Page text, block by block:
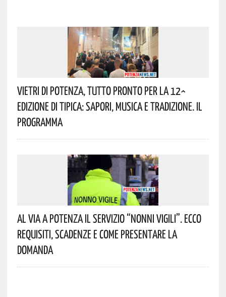
Vietri Di Potenza, Tutto Pronto Per La 12^
Edizione Di Tipica: Sapori, Musica E Tradizione. Il
Programma
Al Via A Potenza Il Servizio “Nonni Vigili”. Ecco
Requisiti, Scadenze E Come Presentare La
Domanda